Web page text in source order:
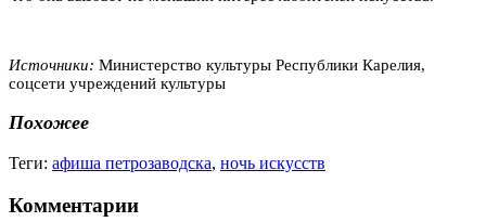
Источники: Министерство культуры Республики Карелия,
соцсети учреждений культуры
Похожее
Теги: афиша петрозаводска, ночь искусств
Комментарии